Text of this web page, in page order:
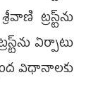
ట్రస్ట్‌ను
ఏర్పాటు
విధానాలకు